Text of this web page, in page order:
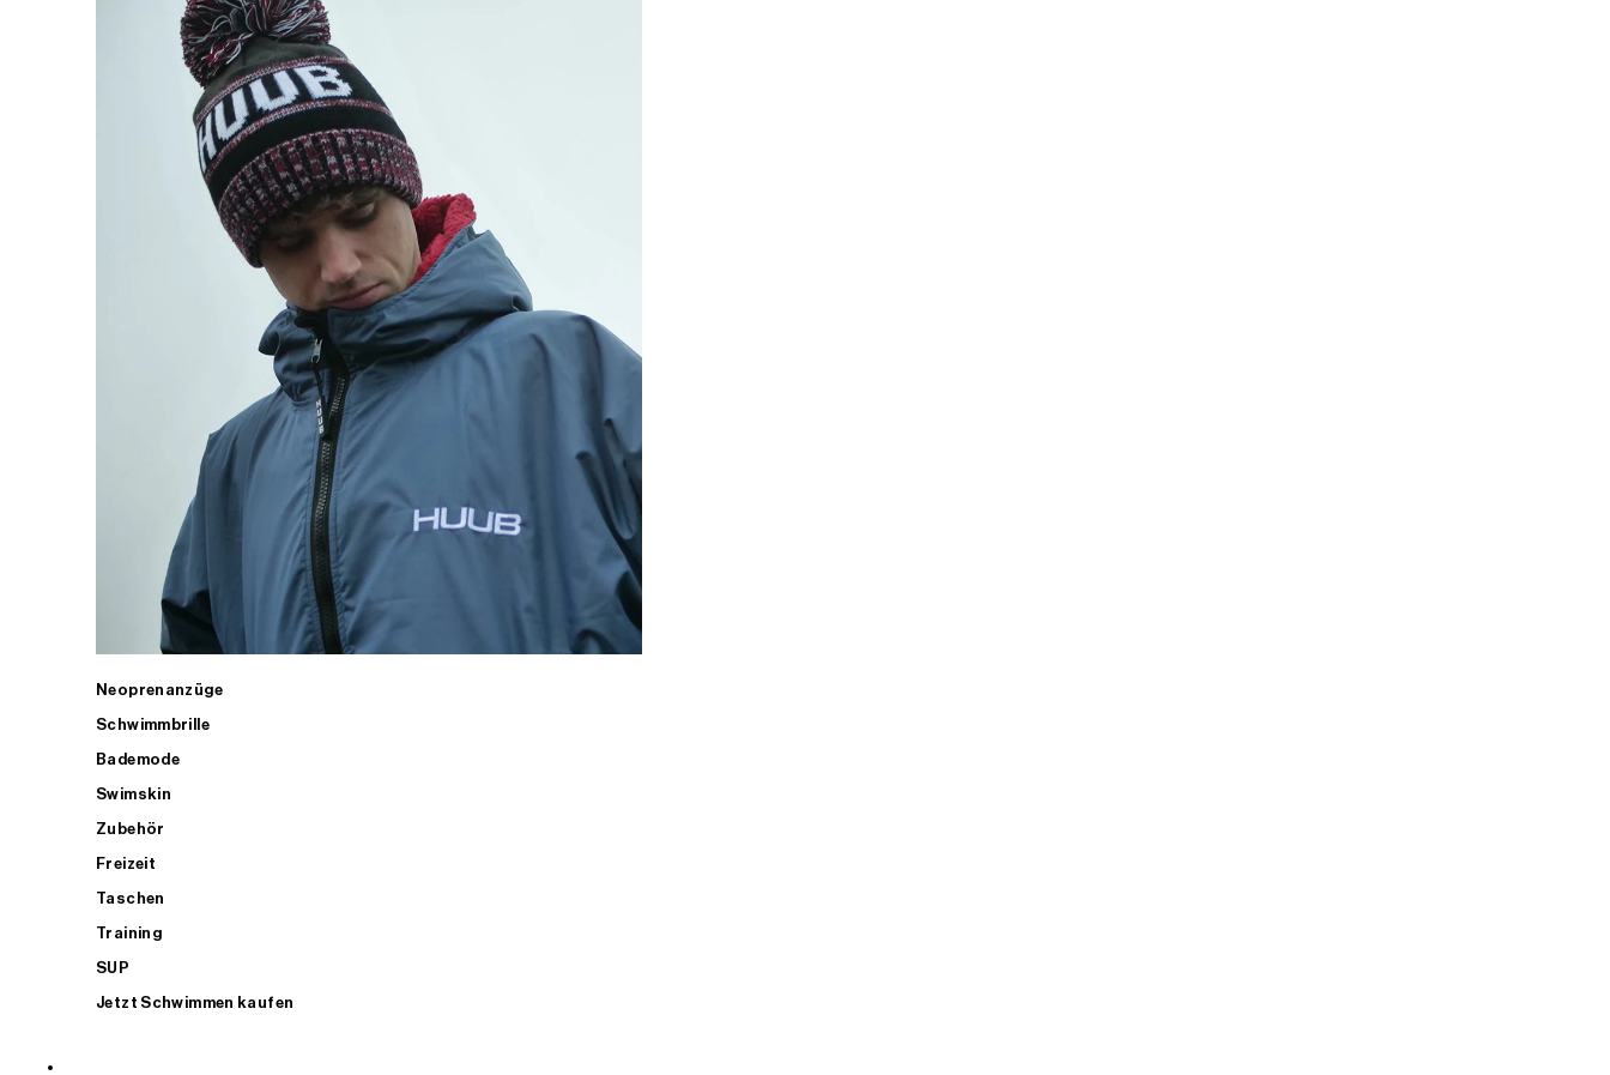
Neoprenanzüge
Schwimmbrille
Bademode
Swimskin
Zubehör
Freizeit
Taschen
Training
SUP
Jetzt Schwimmen kaufen